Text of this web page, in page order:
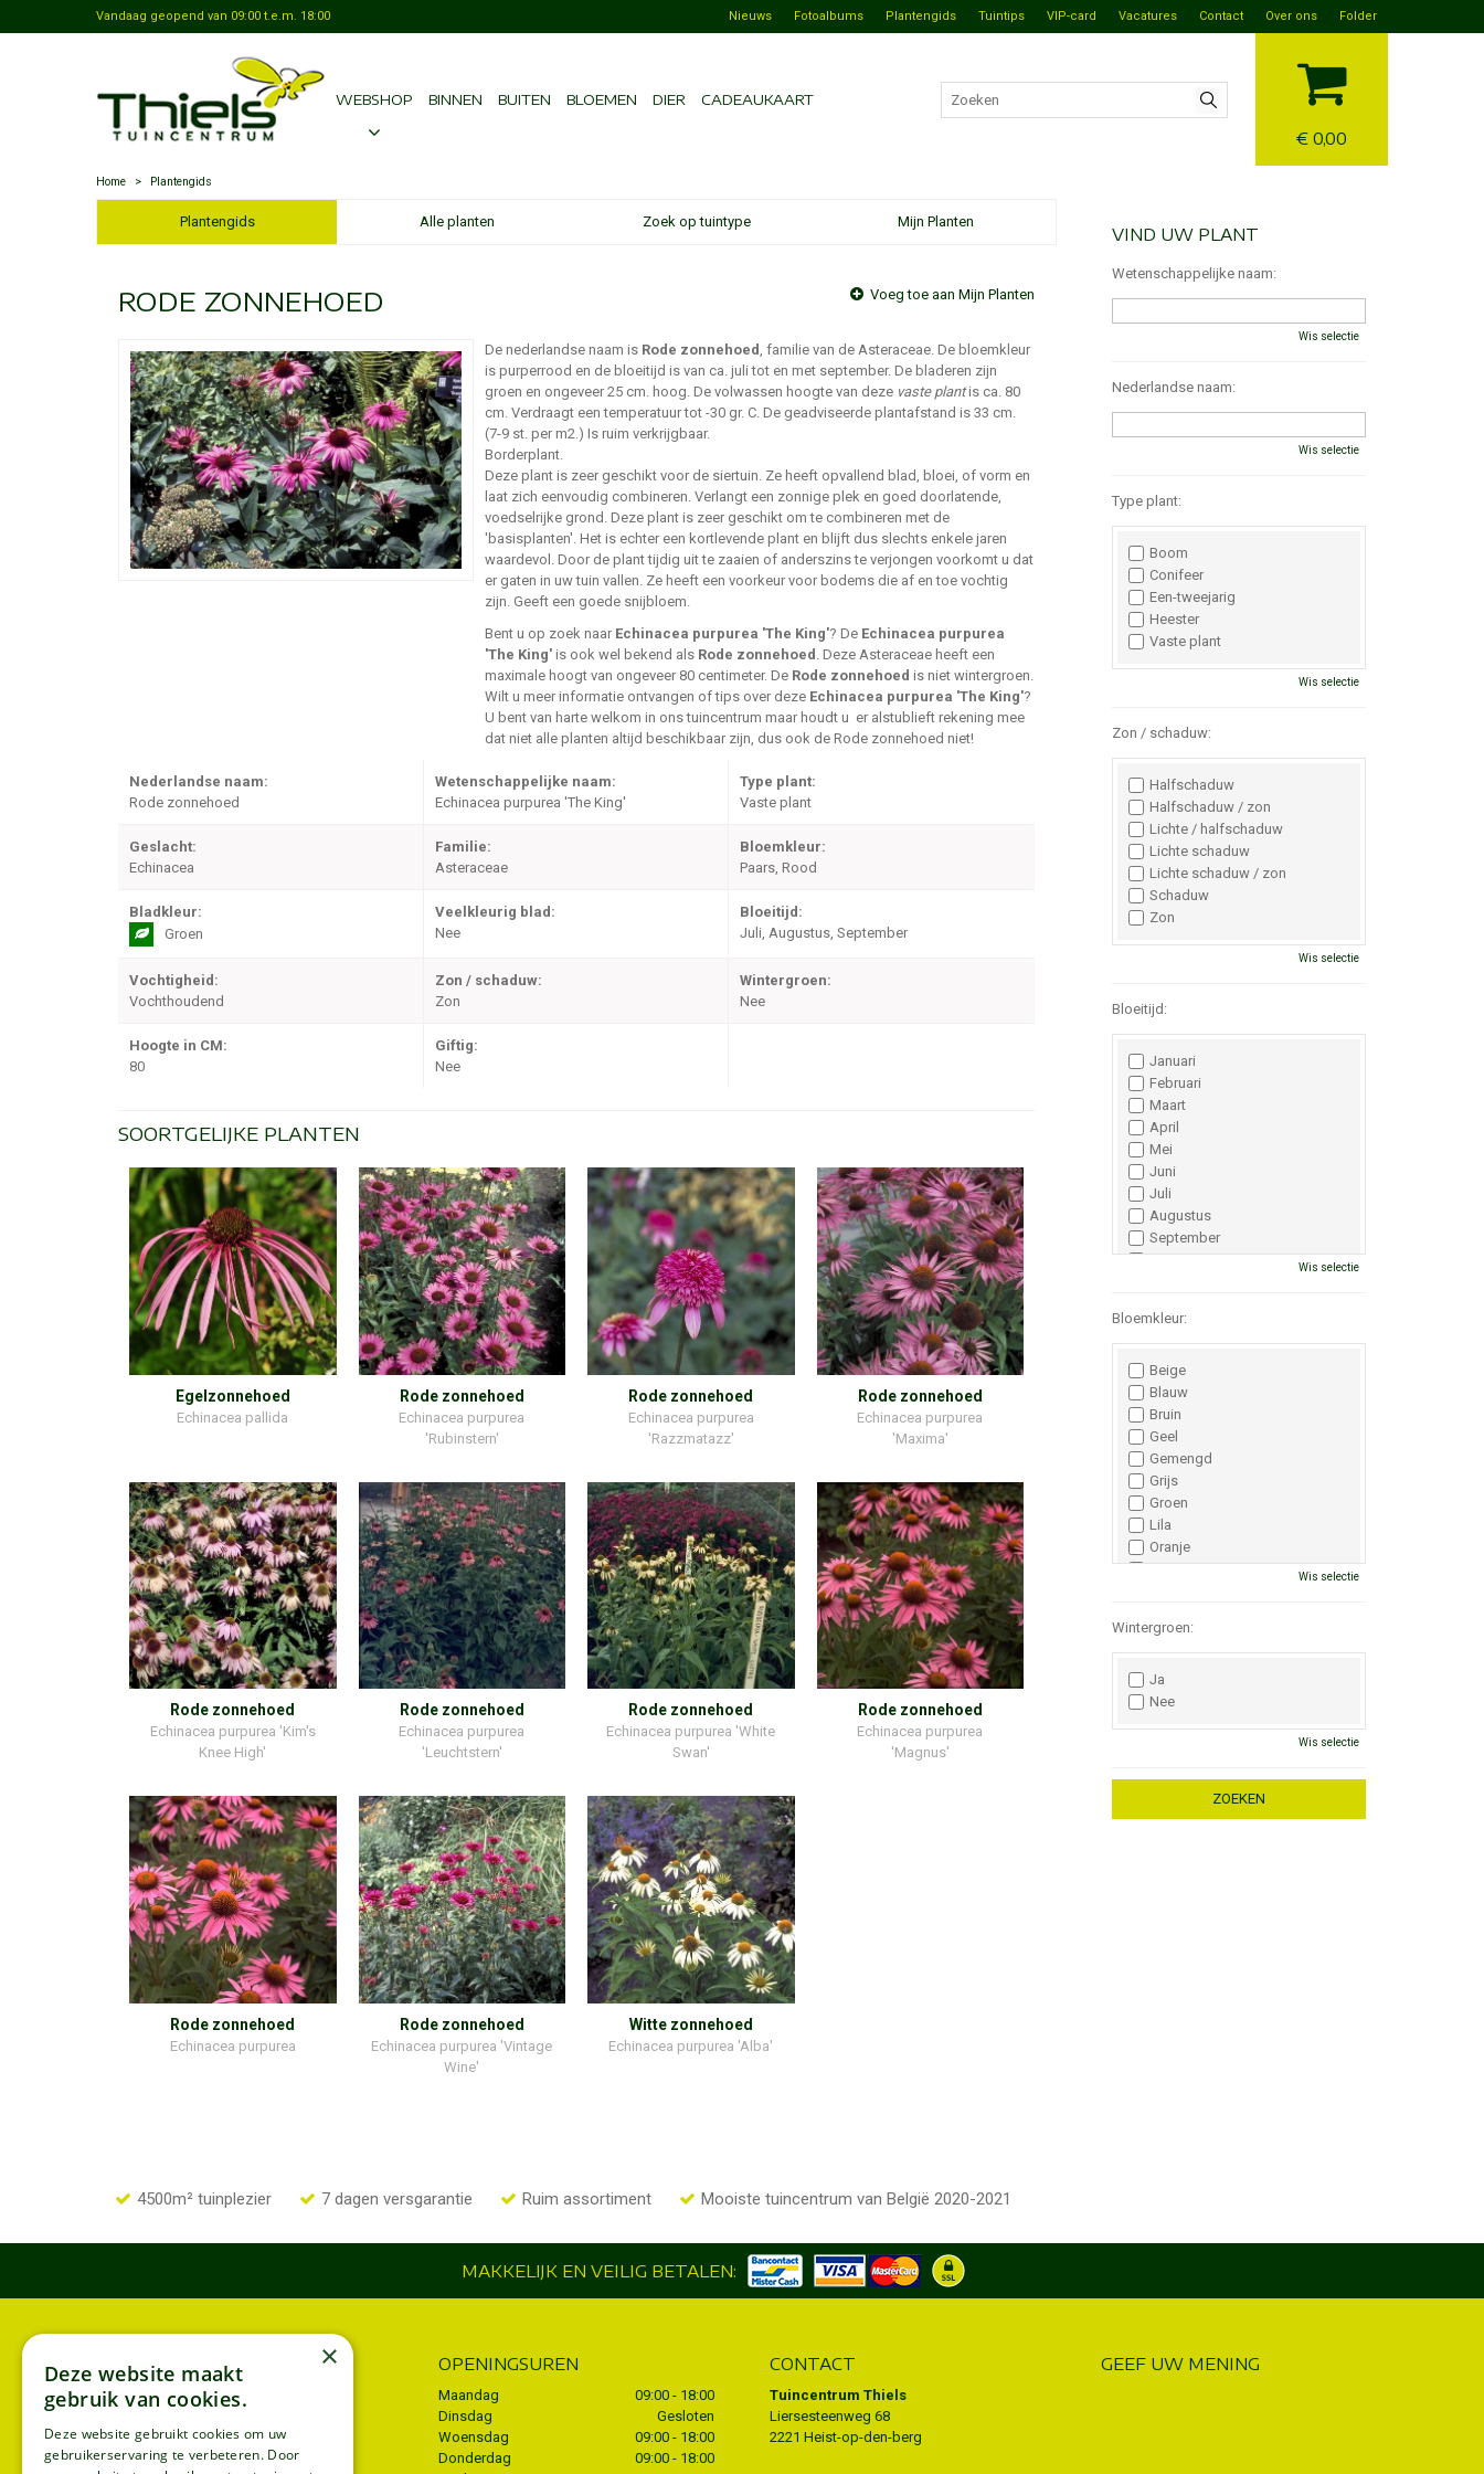
Home > Plantengids
Vandaag geopend van 09:00 t.e.m. 18:00
€ 0,00
Nieuws Fotoalbums Plantengids Tuintips VIP-card Vacatures Contact Over ons Folder
WEBSHOP BINNEN BUITEN BLOEMEN DIER CADEAUKAART
Plantengids Alle planten Zoek op tuintype Mijn Planten
RODE ZONNEHOED Voeg toe aan Mijn Planten
De nederlandse naam is Rode zonnehoed, familie van de Asteraceae. De bloemkleur
is purperrood en de bloeitijd is van ca. juli tot en met september. De bladeren zijn
groen en ongeveer 25 cm. hoog. De volwassen hoogte van deze vaste plantis ca. 80
cm. Verdraagt een temperatuur tot -30 gr. C. De geadviseerde plantafstand is 33 cm.
(7-9 st. per m2.) Is ruim verkrijgbaar.
Borderplant.
Deze plant is zeer geschikt voor de siertuin. Ze heeft opvallend blad, bloei, of vorm en
laat zich eenvoudig combineren. Verlangt een zonnige plek en goed doorlatende,
voedselrijke grond. Deze plant is zeer geschikt om te combineren met de
'basisplanten'. Het is echter een kortlevende plant en blijft dus slechts enkele jaren
waardevol. Door de plant tijdig uit te zaaien of anderszins te verjongen voorkomt u dat
er gaten in uw tuin vallen. Ze heeft een voorkeur voor bodems die af en toe vochtig
zijn. Geeft een goede snijbloem.
Bent u op zoek naar Echinacea purpurea 'The King'? De Echinacea purpurea
'The King' is ook wel bekend als Rode zonnehoed . Deze Asteraceae heeft een
maximale hoogt van ongeveer 80 centimeter. De Rode zonnehoed is niet wintergroen.
Wilt u meer informatie ontvangen of tips over deze Echinacea purpurea 'The King'?
U bent van harte welkom in ons tuincentrum maar houdt u er alstublieft rekening mee
dat niet alle planten altijd beschikbaar zijn, dus ook de Rode zonnehoed niet!
Nederlandse naam:
Rode zonnehoed
Wetenschappelijke naam:
Echinacea purpurea 'The King'
Type plant:
Vaste plant
Geslacht:
Echinacea
Familie:
Asteraceae
Bloemkleur:
Paars, Rood
Bladkleur:
Groen
Veelkleurig blad:
Nee
Bloeitijd:
Juli, Augustus, September
Vochtigheid:
Vochthoudend
Zon / schaduw:
Zon
Wintergroen:
Nee
Hoogte in CM:
80
Giftig:
Nee
SOORTGELIJKE PLANTEN
Egelzonnehoed
Echinacea pallida
Rode zonnehoed
Echinacea purpurea
'Rubinstern'
Rode zonnehoed
Echinacea purpurea
'Razzmatazz'
Rode zonnehoed
Echinacea purpurea
'Maxima'
Rode zonnehoed
Echinacea purpurea 'Kim's
Knee High'
Rode zonnehoed
Echinacea purpurea
'Leuchtstern'
Rode zonnehoed
Echinacea purpurea 'White
Swan'
Rode zonnehoed
Echinacea purpurea
'Magnus'
Rode zonnehoed
Echinacea purpurea
Rode zonnehoed
Echinacea purpurea 'Vintage
Wine'
Witte zonnehoed
Echinacea purpurea 'Alba'
4500m² tuinplezier 7 dagen versgarantie Ruim assortiment Mooiste tuincentrum van België 2020-2021
VIND UW PLANT
Wetenschappelijke naam:
Wis selectie
Nederlandse naam:
Wis selectie
Type plant:
Boom
Conifeer
Een-tweejarig
Heester
Vaste plant
Wis selectie
Zon / schaduw:
Halfschaduw
Halfschaduw / zon
Lichte / halfschaduw
Lichte schaduw
Lichte schaduw / zon
Schaduw
Zon
Wis selectie
Bloeitijd:
Januari
Februari
Maart
April
Mei
Juni
Juli
Augustus
September
Oktober
Wis selectie
Bloemkleur:
Beige
Blauw
Bruin
Geel
Gemengd
Grijs
Groen
Lila
Oranje
Paars
Wit
Zwart
Wis selectie
Wintergroen:
Ja
Nee
Wis selectie
MAKKELIJK EN VEILIG BETALEN:
INFORMATIE
Algemene voorwaarden
Privacy policy
Disclaimer
OPENINGSUREN
Maandag
09:00 - 18:00
Dinsdag
Gesloten
Woensdag
09:00 - 18:00
Donderdag
09:00 - 18:00
CONTACT
Tuincentrum Thiels
Liersesteenweg 68
2221 Heist-op-den-berg
GEEF UW MENING
×
Deze website maakt
gebruik van cookies.
Deze website gebruikt cookies om uw
gebruikerservaring te verbeteren. Door